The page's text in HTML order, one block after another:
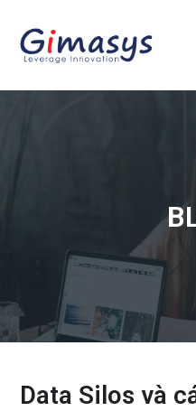
Data Silos và